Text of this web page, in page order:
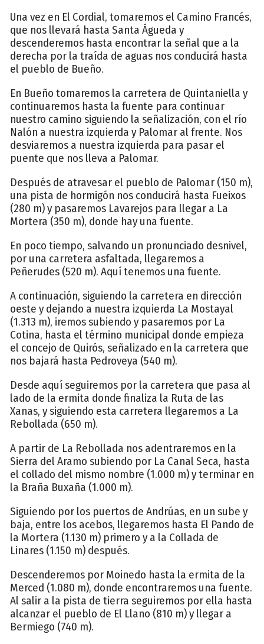
Una vez en El Cordial, tomaremos el Camino Francés,
que nos llevará hasta Santa Águeda y
descenderemos hasta encontrar la señal que a la
derecha por la traída de aguas nos conducirá hasta
el pueblo de Bueño.
En Bueño tomaremos la carretera de Quintaniella y
continuaremos hasta la fuente para continuar
nuestro camino siguiendo la señalización, con el río
Nalón a nuestra izquierda y Palomar al frente. Nos
desviaremos a nuestra izquierda para pasar el
puente que nos lleva a Palomar.
Después de atravesar el pueblo de Palomar (150 m),
una pista de hormigón nos conducirá hasta Fueixos
(280 m) y pasaremos Lavarejos para llegar a La
Mortera (350 m), donde hay una fuente.
En poco tiempo, salvando un pronunciado desnivel,
por una carretera asfaltada, llegaremos a
Peñerudes (520 m). Aquí tenemos una fuente.
A continuación, siguiendo la carretera en dirección
oeste y dejando a nuestra izquierda La Mostayal
(1.313 m), iremos subiendo y pasaremos por La
Cotina, hasta el término municipal donde empieza
el concejo de Quirós, señalizado en la carretera que
nos bajará hasta Pedroveya (540 m).
Desde aquí seguiremos por la carretera que pasa al
lado de la ermita donde finaliza la Ruta de las
Xanas, y siguiendo esta carretera llegaremos a La
Rebollada (650 m).
A partir de La Rebollada nos adentraremos en la
Sierra del Aramo subiendo por La Canal Seca, hasta
el collado del mismo nombre (1.000 m) y terminar en
la Braña Buxaña (1.000 m).
Siguiendo por los puertos de Andrúas, en un sube y
baja, entre los acebos, llegaremos hasta El Pando de
la Mortera (1.130 m) primero y a la Collada de
Linares (1.150 m) después.
Descenderemos por Moinedo hasta la ermita de la
Merced (1.080 m), donde encontraremos una fuente.
Al salir a la pista de tierra seguiremos por ella hasta
alcanzar el pueblo de El Llano (810 m) y llegar a
Bermiego (740 m).